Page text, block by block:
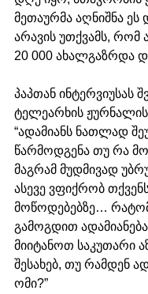
მეთაურმა აღნიშნა ეს
არავის უთქვამს, რომ
20 000 ახალგაზრდა
პაპთან ინტერვიუსას
ტელეარხის
“ადამიანს ნათლად
წარმოდგენა თუ რა
მაგრამ მუდმივად
ასევე ვფიქრობ
მოწოდებებზე…
გამოგდით
მიიტანოთ საკუთარი
შესახებ, თუ რამდენ
ომი?”